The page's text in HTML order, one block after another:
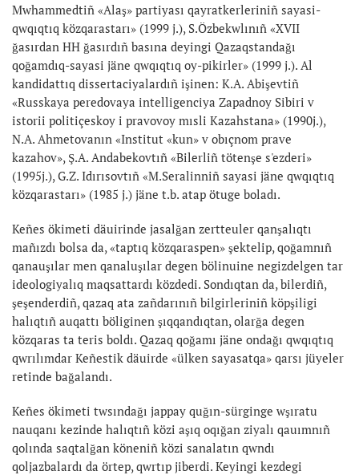
Mwhammedtiñ «Alaş» partiyası qayratkerleriniñ sayasi-
qwqıqtıq közqarastarı» (1999 j.), S.Özbekwlınıñ «XVII
ğasırdan HH ğasırdıñ basına deyingi Qazaqstandağı
qoğamdıq-sayasi jäne qwqıqtıq oy-pikirler» (1999 j.). Al
kandidattıq dissertaciyalardıñ işinen: K.A. Abişevtiñ
«Russkaya peredovaya intelligenciya Zapadnoy Sibiri v
istorii politiçeskoy i pravovoy mısli Kazahstana» (1990j.),
N.A. Ahmetovanın «Institut «kun» v obıçnom prave
kazahov», Ş.A. Andabekovtıñ «Bilerliñ tötenşe s'ezderi»
(1995j.), G.Z. Idırısovtıñ «M.Seralinniñ sayasi jäne qwqıqtıq
közqarastarı» (1985 j.) jäne t.b. atap ötuge boladı.
Keñes ökimeti däuirinde jasalğan zertteuler qanşalıqtı
mañızdı bolsa da, «taptıq közqaraspen» şektelip, qoğamnıñ
qanauşılar men qanaluşılar degen bölinuine negizdelgen tar
ideologiyalıq maqsattardı közdedi. Sondıqtan da, bilerdiñ,
şeşenderdiñ, qazaq ata zañdarınıñ bilgirleriniñ köpşiligi
halıqtıñ auqattı böliginen şıqqandıqtan, olarğa degen
közqaras ta teris boldı. Qazaq qoğamı jäne ondağı qwqıqtıq
qwrılımdar Keñestik däuirde «ülken sayasatqa» qarsı jüyeler
retinde bağalandı.
Keñes ökimeti twsındağı jappay quğın-sürginge wşıratu
nauqanı kezinde halıqtıñ közi aşıq oqığan ziyalı qauımnıñ
qolında saqtalğan köneniñ közi sanalatın qwndı
qoljazbalardı da örtep, qwrtıp jiberdi. Keyingi kezdegi